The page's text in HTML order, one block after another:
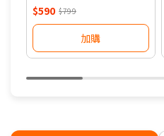
$590 $799
加購